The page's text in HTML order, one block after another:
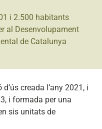
i 2.500 habitants
al Desenvolupament
de Catalunya
creada l’any 2021, i
i formada per una
sis unitats de